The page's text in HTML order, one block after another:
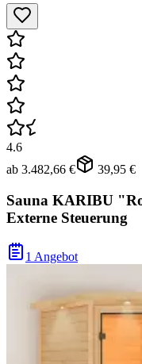
4.6
ab 3.482,66 € 39,95 €
Sauna KARIBU
Externe Steuerung
1 Angebot